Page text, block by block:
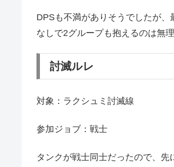
DPSも不満がありそうでしたが
なしで2グループも抱えるのは無理
討滅ルレ
対象：ラクシュミ討滅線
参加ジョブ：戦士
タンクが戦士同士だったので、